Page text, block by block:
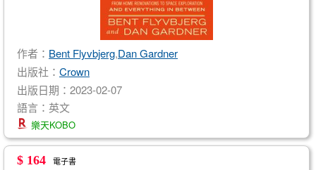
作者： Bent Flyvbjerg,Dan Gardner
出版社： Crown
出版日期：2023-02-07
語言：英文
樂天KOBO
$ 164 電子書